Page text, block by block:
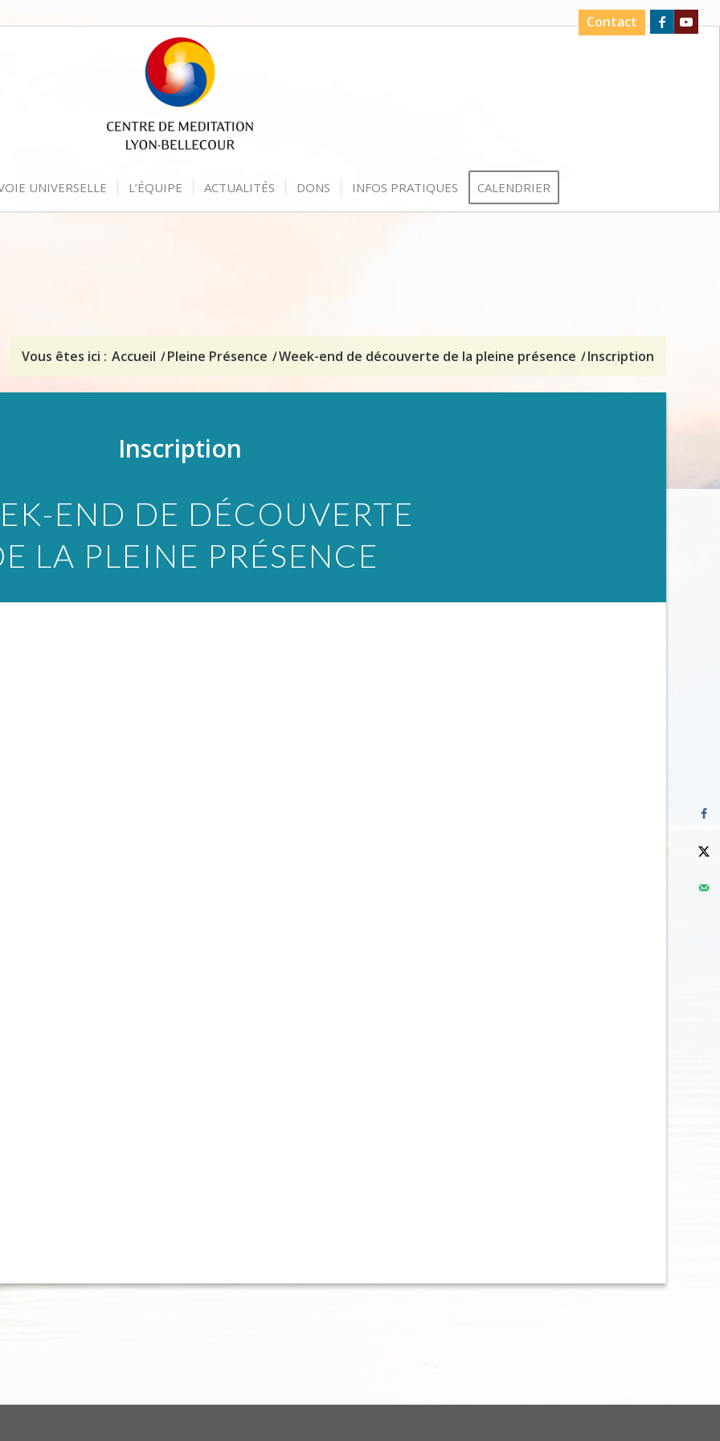
Contact
UNIVERSELLE L’ÉQUIPE ACTUALITÉS DONS INFOS PRATIQUES CALENDRIER
Vous êtes ici : Accueil /Pleine Présence /Week-end de découverte de la pleine présence /Inscription
Inscription
END DE DÉCOUVERTE
LA PLEINE PRÉSENCE